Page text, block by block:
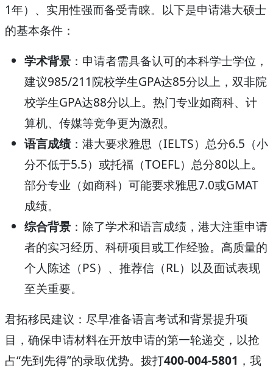
1年）、实用性强而备受青睐。以下是申请港大硕士
的基本条件：
学术背景 ：申请者需具备认可的本科学士学位，
建议985/211院校学生GPA达85分以上，双非院
校学生GPA达88分以上。热门专业如商科、计
算机、传媒等竞争更为激烈。
语言成绩：港大要求雅思（IELTS）总分6.5（小
分不低于5.5）或托福（TOEFL）总分80以上。
部分专业（如商科）可能要求雅思7.0或GMAT
成绩。
综合背景 ：除了学术和语言成绩，港大注重申请
者的实习经历、科研项目或工作经验。高质量的
个人陈述（PS）、推荐信（RL）以及面试表现
至关重要。
君拓移民建议：尽早准备语言考试和背景提升项
目，确保申请材料在开放申请的第一轮递交，以抢
占“先到先得”的录取优势。拨打400-004-5801 ，我